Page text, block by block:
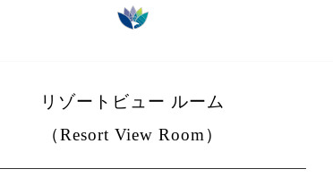
リゾートビュー ルーム
（Resort View Room）